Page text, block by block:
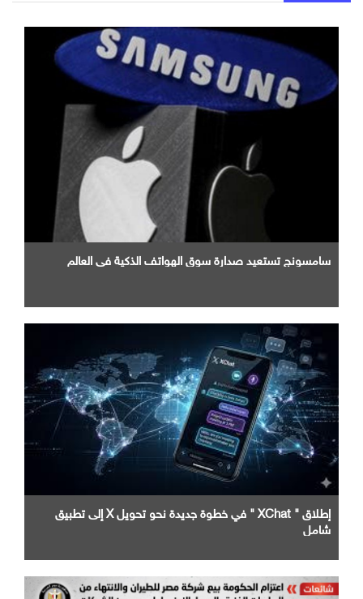
سامسونج تستعيد صدارة سوق الهواتف الذكية في العالم
إطلاق " XChat " في خطوة جديدة نحو تحويل X إلى تطبيق
شامل